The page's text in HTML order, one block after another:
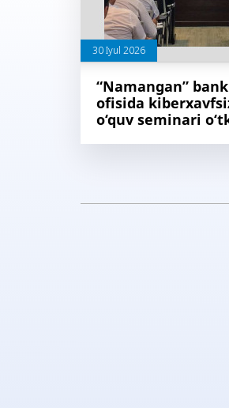
30 Iyul 2026
“Namangan”
ofisida
o‘quv seminari